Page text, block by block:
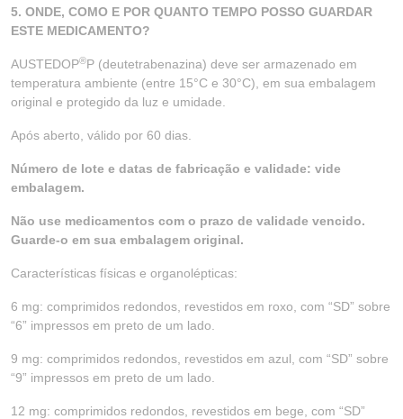
5. ONDE, COMO E POR QUANTO TEMPO POSSO GUARDAR
ESTE MEDICAMENTO?
AUSTEDOP®P (deutetrabenazina) deve ser armazenado em
temperatura ambiente (entre 15°C e 30°C), em sua embalagem
original e protegido da luz e umidade.
Após aberto, válido por 60 dias.
Número de lote e datas de fabricação e validade: vide
embalagem.
Não use medicamentos com o prazo de validade vencido.
Guarde-o em sua embalagem original.
Características físicas e organolépticas:
6 mg: comprimidos redondos, revestidos em roxo, com “SD” sobre
“6” impressos em preto de um lado.
9 mg: comprimidos redondos, revestidos em azul, com “SD” sobre
“9” impressos em preto de um lado.
12 mg: comprimidos redondos, revestidos em bege, com “SD”